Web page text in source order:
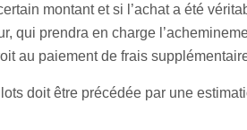
montant et si l’achat a été
qui prendra en charge
au paiement de frais
doit être précédée par une